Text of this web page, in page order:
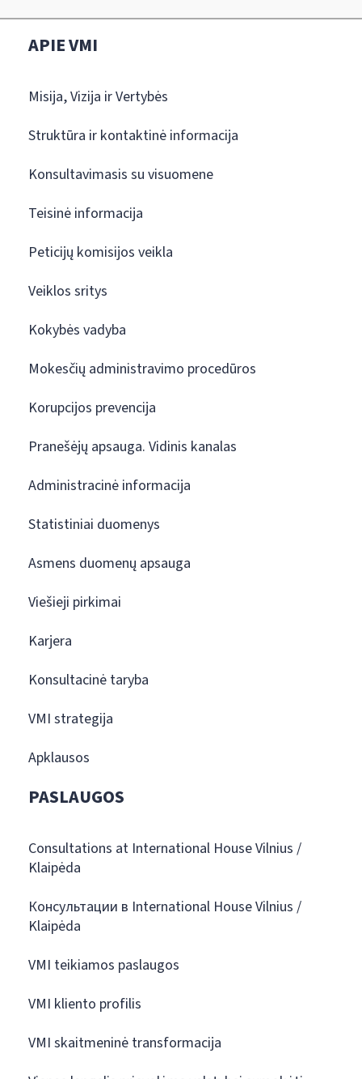
APIE VMI
Misija, Vizija ir Vertybės
Struktūra ir kontaktinė informacija
Konsultavimasis su visuomene
Teisinė informacija
Peticijų komisijos veikla
Veiklos sritys
Kokybės vadyba
Mokesčių administravimo procedūros
Korupcijos prevencija
Pranešėjų apsauga. Vidinis kanalas
Administracinė informacija
Statistiniai duomenys
Asmens duomenų apsauga
Viešieji pirkimai
Karjera
Konsultacinė taryba
VMI strategija
Apklausos
PASLAUGOS
Consultations at International House Vilnius /
Klaipėda
Консультации в International House Vilnius /
Klaipėda
VMI teikiamos paslaugos
VMI kliento profilis
VMI skaitmeninė transformacija